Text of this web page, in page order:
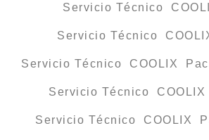
Servicio Técnico
Servicio Técnico
Servicio Técnico COOLIX
Servicio Técnico
Servicio Técnico COOLIX